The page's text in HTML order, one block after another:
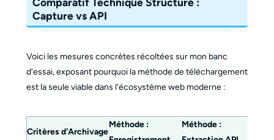
Capture vs API
Voici les mesures concrètes récoltées sur mon banc
d'essai, exposant pourquoi la méthode de téléchargement
est la seule viable dans l'écosystème web moderne :
Critères d'Archivage
Méthode :
Méthode :